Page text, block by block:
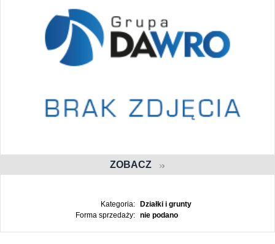
ZOBACZ
Kategoria:
Działki i grunty
Forma sprzedaży:
nie podano